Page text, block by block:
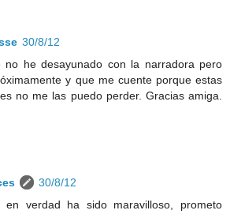
30/8/12
no he desayunado con la narradora pero
y que me cuente porque estas
no me las puedo perder. Gracias amiga.
30/8/12
en verdad ha sido maravilloso, prometo